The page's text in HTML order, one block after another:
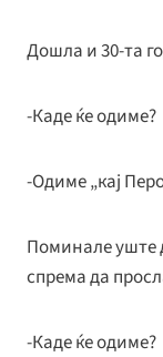
Дошла и 30-та
-Каде ќе одиме?
-Одиме „кај
Поминале уште
спрема да
-Каде ќе одиме?